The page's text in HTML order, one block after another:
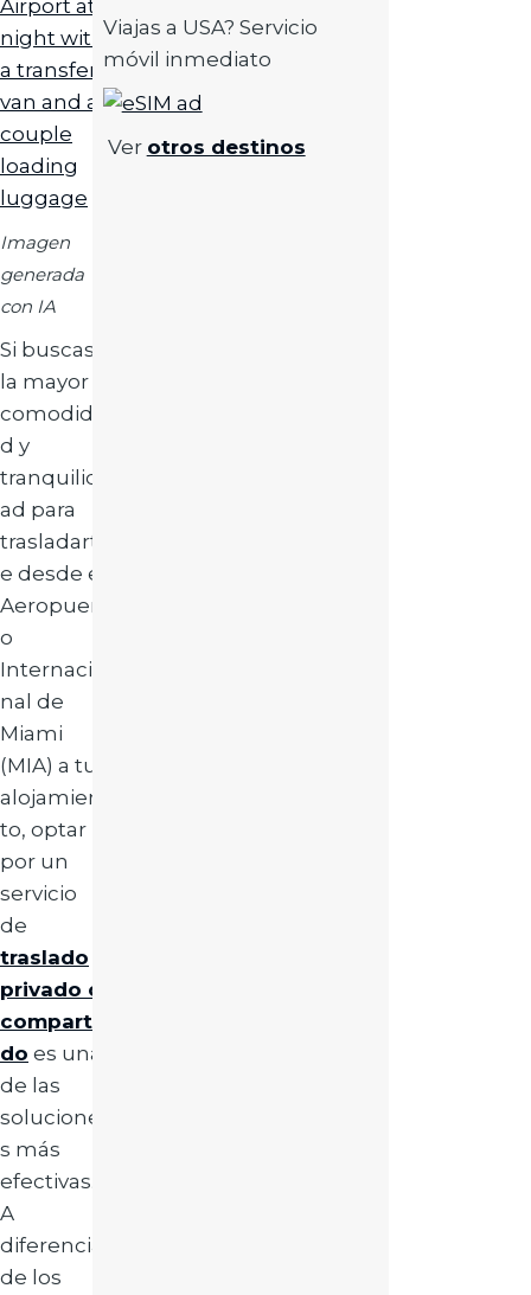
Imagen
generada
con IA
Si buscas
la mayor
comodida
d y
tranquilid
ad para
trasladart
e desde el
Aeropuert
o
Internacio
nal de
Miami
(MIA) a tu
alojamien
to, optar
por un
servicio
de
traslado
privado o
comparti
do es una
de las
solucione
s más
efectivas.
A
diferencia
de los
Viajas a USA? Servicio
móvil inmediato
Imagen
Ver otros destinos